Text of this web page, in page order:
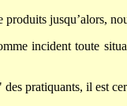
jusqu’alors,
incident toute
pratiquants, il est